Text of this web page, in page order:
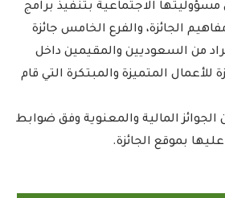
الاجتماعية بتنفيذ برامج
الجائزة، والفرع الخامس جائزة
من السعوديين والمقيمين داخل
للأعمال المتميزة والمبتكرة التي قام
المالية والمعنوية وفق ضوابط
بموقع الجائزة.